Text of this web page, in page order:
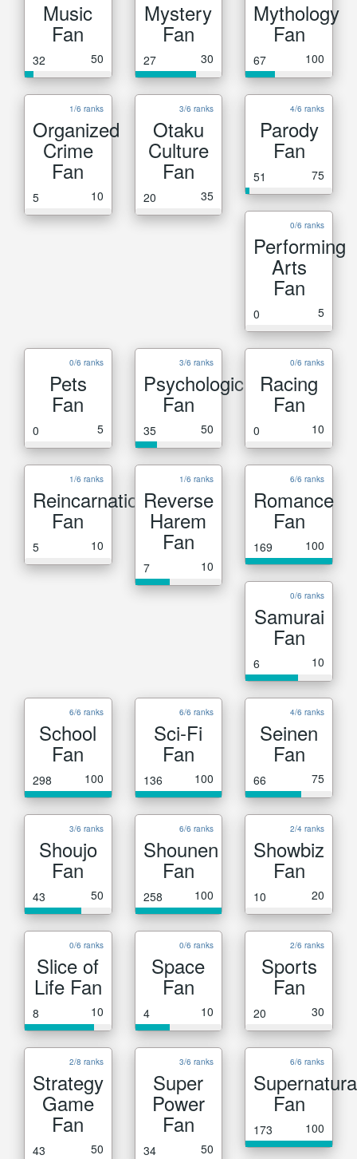
Music
Fan
32 50
Mystery
Fan
27 30
Mythology
Fan
67 100
1/6 ranks
Organized
Crime
Fan
5 10
3/6 ranks
Otaku
Culture
Fan
20 35
4/6 ranks
Parody
Fan
51 75
0/6 ranks
Performing
Arts
Fan
0 5
0/6 ranks
Pets
Fan
0 5
3/6 ranks
Psychological
Fan
35 50
0/6 ranks
Racing
Fan
0 10
1/6 ranks
Reincarnation
Fan
5 10
1/6 ranks
Reverse
Harem
Fan
7 10
6/6 ranks
Romance
Fan
169 100
0/6 ranks
Samurai
Fan
6 10
6/6 ranks
School
Fan
298 100
6/6 ranks
Sci-Fi
Fan
136 100
4/6 ranks
Seinen
Fan
66 75
3/6 ranks
Shoujo
Fan
43 50
6/6 ranks
Shounen
Fan
258 100
2/4 ranks
Showbiz
Fan
10 20
0/6 ranks
Slice of
Life Fan
8 10
0/6 ranks
Space
Fan
4 10
2/6 ranks
Sports
Fan
20 30
2/8 ranks
Strategy
Game
Fan
43 50
3/6 ranks
Super
Power
Fan
34 50
6/6 ranks
Fan
173 100